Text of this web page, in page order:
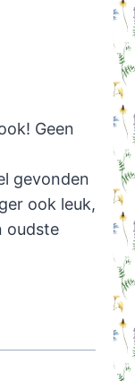
Geen
gevonden
ook leuk,
oudste